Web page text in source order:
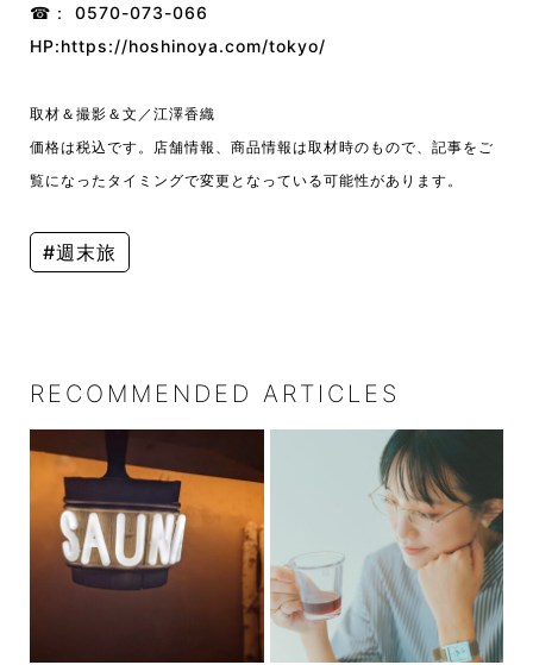
☎︎： 0570-073-066
HP:https://hoshinoya.com/tokyo/
取材＆撮影＆文／江澤香織
価格は税込です。店舗情報、商品情報は取材時のもので、記事をご
覧になったタイミングで変更となっている可能性があります。
#週末旅
RECOMMENDED ARTICLES